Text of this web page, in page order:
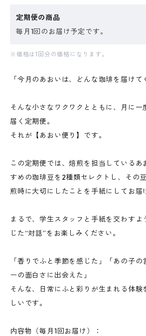
定期便の商品
毎月1回のお届け予定です。
※価格は1回分の価格になります。
「今月のあおいは、どんな珈琲を届けて
そんな小さなワクワクとともに、月に一
届く定期便。
それが【あおい便り】です。
この定期便では、焙煎を担当しているあ
すめの珈琲豆を2種類セレクトし、その
煎時に大切にしたことを手紙にしてお届
まるで、学生スタッフと手紙を交わすよ
じた“対話”をお楽しみください。
「香りでふと季節を感じた」「あの子の
ーの面白さに出会えた」
そんな、日常にふと彩りが生まれる体験
しいです。
内容物（毎月1回お届け）：